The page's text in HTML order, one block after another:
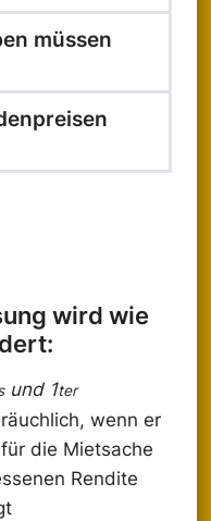
müssen
wird wie
und 1ter
wenn er
die Mietsache
Rendite